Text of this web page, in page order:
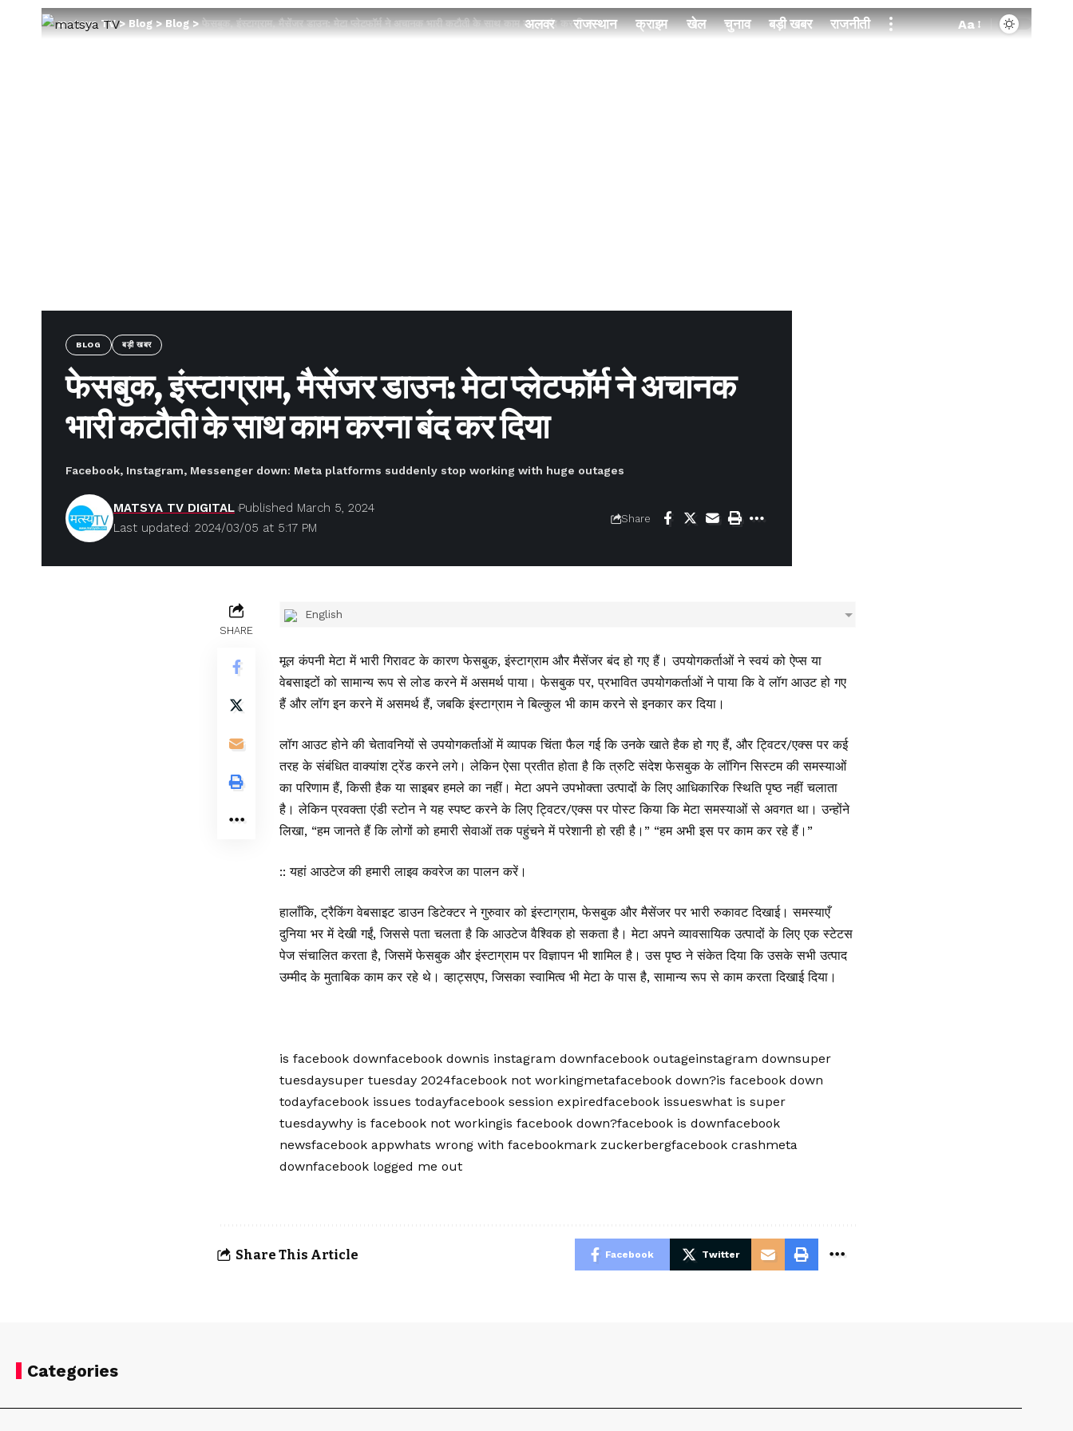
अलवर राजस्थान क्राइम खेल चुनाव बड़ी खबर राजनीती Aa
matsya TV>Blog>Blog>फेसबुक, इंस्टाग्राम, मैसेंजर डाउन: मेटा प्लेटफॉर्म ने अचानक भारी कटौती के साथ काम करना बंद कर दिया
BLOG बड़ी खबर
फेसबुक, इंस्टाग्राम, मैसेंजर डाउन: मेटा प्लेटफॉर्म ने अचानक
भारी कटौती के साथ काम करना बंद कर दिया
Facebook, Instagram, Messenger down: Meta platforms suddenly stop working with huge outages
Last updated: 2024/03/05 at 5:17 PM
MATSYA TV DIGITAL Published March 5, 2024
Share
SHARE
English
मूल कंपनी मेटा में भारी गिरावट के कारण फेसबुक, इंस्टाग्राम और मैसेंजर बंद हो गए हैं। उपयोगकर्ताओं ने स्वयं को ऐप्स या
वेबसाइटों को सामान्य रूप से लोड करने में असमर्थ पाया। फेसबुक पर, प्रभावित उपयोगकर्ताओं ने पाया कि वे लॉग आउट हो गए
हैं और लॉग इन करने में असमर्थ हैं, जबकि इंस्टाग्राम ने बिल्कुल भी काम करने से इनकार कर दिया।
लॉग आउट होने की चेतावनियों से उपयोगकर्ताओं में व्यापक चिंता फैल गई कि उनके खाते हैक हो गए हैं, और ट्विटर/एक्स पर कई
तरह के संबंधित वाक्यांश ट्रेंड करने लगे। लेकिन ऐसा प्रतीत होता है कि त्रुटि संदेश फेसबुक के लॉगिन सिस्टम की समस्याओं
का परिणाम हैं, किसी हैक या साइबर हमले का नहीं। मेटा अपने उपभोक्ता उत्पादों के लिए आधिकारिक स्थिति पृष्ठ नहीं चलाता
है। लेकिन प्रवक्ता एंडी स्टोन ने यह स्पष्ट करने के लिए ट्विटर/एक्स पर पोस्ट किया कि मेटा समस्याओं से अवगत था। उन्होंने
लिखा, “हम जानते हैं कि लोगों को हमारी सेवाओं तक पहुंचने में परेशानी हो रही है।” “हम अभी इस पर काम कर रहे हैं।”
:: यहां आउटेज की हमारी लाइव कवरेज का पालन करें।
हालाँकि, ट्रैकिंग वेबसाइट डाउन डिटेक्टर ने गुरुवार को इंस्टाग्राम, फेसबुक और मैसेंजर पर भारी रुकावट दिखाई। समस्याएँ
दुनिया भर में देखी गईं, जिससे पता चलता है कि आउटेज वैश्विक हो सकता है। मेटा अपने व्यावसायिक उत्पादों के लिए एक स्टेटस
पेज संचालित करता है, जिसमें फेसबुक और इंस्टाग्राम पर विज्ञापन भी शामिल है। उस पृष्ठ ने संकेत दिया कि उसके सभी उत्पाद
उम्मीद के मुताबिक काम कर रहे थे। व्हाट्सएप, जिसका स्वामित्व भी मेटा के पास है, सामान्य रूप से काम करता दिखाई दिया।
is facebook downfacebook downis instagram downfacebook outageinstagram downsuper
tuesdaysuper tuesday 2024facebook not workingmetafacebook down?is facebook down
todayfacebook issues todayfacebook session expiredfacebook issueswhat is super
tuesdaywhy is facebook not workingis facebook down?facebook is downfacebook
newsfacebook appwhats wrong with facebookmark zuckerbergfacebook crashmeta
downfacebook logged me out
Share This Article Facebook Twitter
Categories